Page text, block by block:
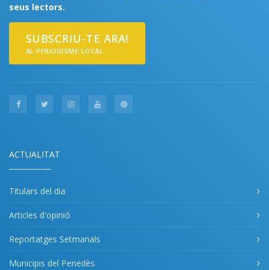
seus lectors.
SUBSCRIU-TE ARA!
AL PERIODISME LOCAL
ACTUALITAT
Titulars del dia
Articles d'opinió
Reportatges Setmanals
Municipis del Penedès